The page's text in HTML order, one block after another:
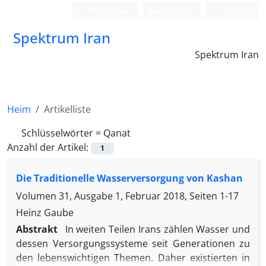
Spektrum Iran
Spektrum Iran
Heim
Artikelliste
Schlüsselwörter = Qanat
Anzahl der Artikel:
1
Die Traditionelle Wasserversorgung von Kashan
Volumen 31, Ausgabe 1, Februar 2018, Seiten 1-17
Heinz Gaube
Abstrakt
In weiten Teilen Irans zählen Wasser und
dessen Versorgungssysteme seit Generationen zu
den lebenswichtigen Themen. Daher existierten in